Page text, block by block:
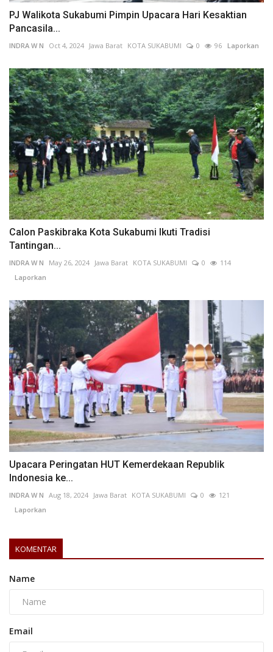
PJ Walikota Sukabumi Pimpin Upacara Hari Kesaktian
Pancasila...
INDRA W N Oct 4, 2024 Jawa Barat KOTA SUKABUMI 0 96 Laporkan
Calon Paskibraka Kota Sukabumi Ikuti Tradisi
Tantingan...
INDRA W N May 26, 2024 Jawa Barat KOTA SUKABUMI 0
114
Laporkan
Upacara Peringatan HUT Kemerdekaan Republik
Indonesia ke...
INDRA W N Aug 18, 2024 Jawa Barat KOTA SUKABUMI 0
121
Laporkan
KOMENTAR
Name
Email